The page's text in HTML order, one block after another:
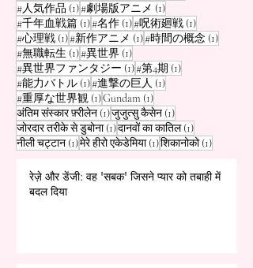
#人気作品 (1)1 पोस्ट
#劇場版アニメ (1)1 पोस्ट
#千年血戦篇 (1)1 पोस्ट
#名作 (1)1 पोस्ट
#呪術廻戦 (1)1 पोस्ट
#心理戦 (1)1 पोस्ट
#新作アニメ (1)1 पोस्ट
#時間の概念 (1)1 पोस्ट
#無職転生 (1)1 पोस्ट
#異世界 (1)1 पोस्ट
#異世界ファンタジー (1)1 पोस्ट
#第4期 (1)1 पोस्ट
#能力バトル (1)1 पोस्ट
#進撃の巨人 (1)1 पोस्ट
#重厚な世界観 (1)1 पोस्ट
Gundam (1)1 पोस्ट
अंतिम संस्कार फ़्रीलेन (1)1 पोस्ट
जुजुत्सु कैसेन (1)1 पोस्ट
जोरदार तरीके से डुबोना (1)1 पोस्ट
दानवों का कातिल (1)1 पोस्ट
नीली चट्टान (1)1 पोस्ट
मेरे हीरो एकेडेमिया (1)1 पोस्ट
शिकानोको (1)1 पोस्ट
रेज़े और डेंजी: वह 'सबक' जिसने प्यार को तबाही में
बदल दिया